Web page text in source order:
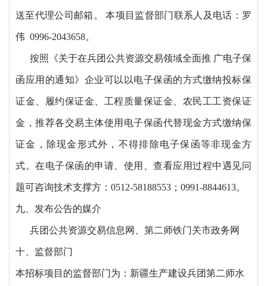
送至代理公司邮箱。 本项目监督部门联系人及电话：罗
伟 0996-2043658。
按照《关于在兵团公共资源交易领域全面推 广电子保
函应用的通知》企业可以以电子保函的方式缴纳投标保
证金、履约保证金、工程质量保证金、农民工工资保证
金，推荐各交易主体使用电子保函代替现金方式缴纳保
证金，除现金形式外，不得排除电子保函等非现金方
式。在电子保函的申请、使用、查看应用过程中遇见问
题可咨询技术支撑方：0512-58188553；0991-8844613。
九、发布公告的媒介
兵团公共资源交易信息网、第二师铁门关市政务网
十、监督部门
本招标项目的监督部门为：新疆生产建设兵团第二师水